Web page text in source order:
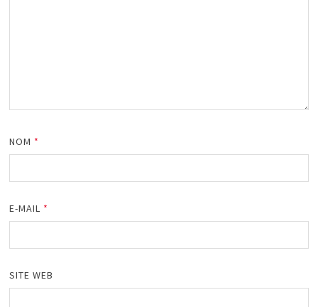
NOM *
E-MAIL *
SITE WEB